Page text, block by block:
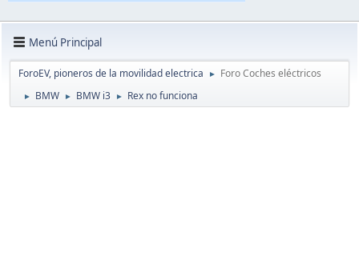
Menú Principal
ForoEV, pioneros de la movilidad electrica ► Foro Coches eléctricos
► BMW ► BMW i3 ► Rex no funciona